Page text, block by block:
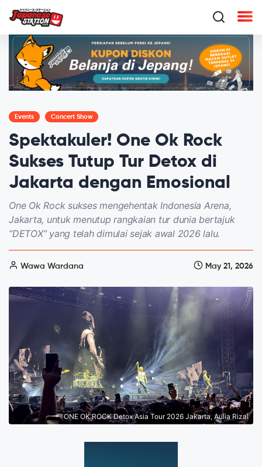
Events Concert Show
Spektakuler! One Ok Rock
Sukses Tutup Tur Detox di
Jakarta dengan Emosional
One Ok Rock sukses mengehentak Indonesia Arena,
Jakarta, untuk menutup rangkaian tur dunia bertajuk
“DETOX” yang telah dimulai sejak awal 2026 lalu.
Wawa Wardana May 21, 2026
ONE OK ROCK Detox Asia Tour 2026 Jakarta, Aulia Rizal